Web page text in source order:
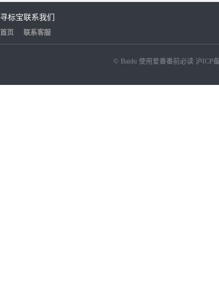
寻标宝
首页
联系我们
联系客服
© Baidu 使用爱番番前必读 沪ICP